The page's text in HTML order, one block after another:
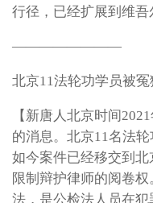
行径，已经扩展到维吾
————————
北京11法轮功学员被
【新唐人北京时间
的消息。北京11名法
如今案件已经移交到
限制辩护律师的阅卷
法，是公检法人员在犯